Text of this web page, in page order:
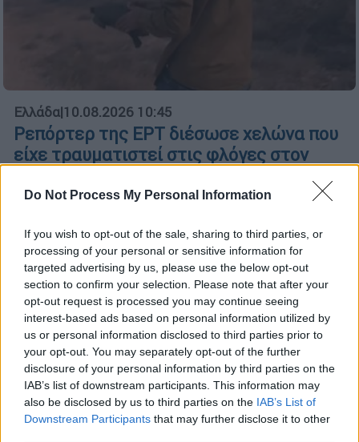
Do Not Process My Personal Information
If you wish to opt-out of the sale, sharing to third parties, or
processing of your personal or sensitive information for
targeted advertising by us, please use the below opt-out
section to confirm your selection. Please note that after your
opt-out request is processed you may continue seeing
interest-based ads based on personal information utilized by
us or personal information disclosed to third parties prior to
your opt-out. You may separately opt-out of the further
disclosure of your personal information by third parties on the
IAB’s list of downstream participants. This information may
also be disclosed by us to third parties on the IAB’s List of
Downstream Participants that may further disclose it to other
Ελλάδα|10.08.2026 10:45
Ρεπόρτερ της ΕΡΤ διέσωσε χελώνα που
είχε τραυματιστεί στις φλόγες στον
Το ζώο είχε υποστεί εγκαύματα στα πλευρά